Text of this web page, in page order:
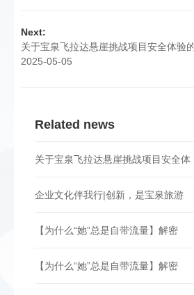
Next:
关于宝泉飞拉达悬崖挑战项目安全体验
2025-05-05
Related news
关于宝泉飞拉达悬崖挑战项目安全体
企业文化伴我行|创新，是宝泉旅游
【为什么“她”总是自带流量】解密
【为什么“她”总是自带流量】解密